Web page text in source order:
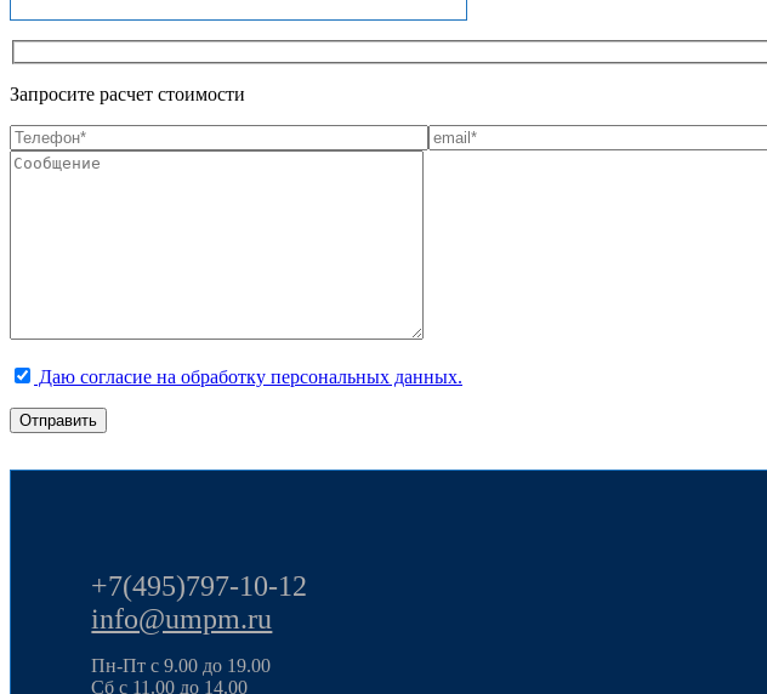
Запросите расчет стоимости
Даю согласие на обработку персональных данных.
+7(495)797-10-12
info@umpm.ru
Пн-Пт с 9.00 до 19.00
Сб с 11.00 до 14.00